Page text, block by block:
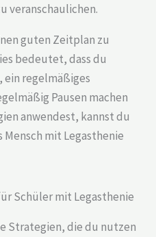
veranschaulichen.
guten Zeitplan zu
bedeutet, dass du
ein regelmäßiges
Pausen machen
anwendest, kannst du
mit Legasthenie
Schüler mit Legasthenie
Strategien, die du nutzen